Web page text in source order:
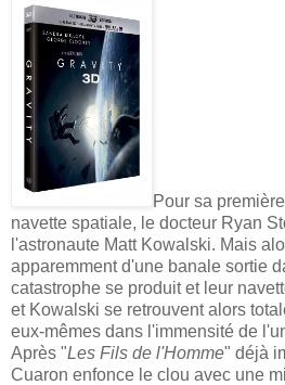
Pour sa
navette spatiale, le docteur Ryan
l'astronaute Matt Kowalski. Mais
apparemment d'une banale sortie
catastrophe se produit et leur
et Kowalski se retrouvent alors
eux-mêmes dans l'immensité de
Après "Les Fils de l'Homme" déjà
Cuaron enfonce le clou avec une